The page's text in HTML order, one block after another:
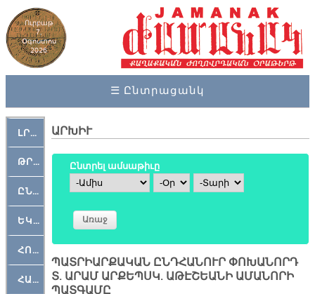
Ուրբաթ
7,
Օգոստոս
2026
☰ Ընտրացանկ
ԼՐԱՀՈՍ
ԹՐՔԱՀԱՅ ԿԵԱՆՔ
ԸՆԿԵՐԱՄՇԱԿՈՒԹԱՅԻՆ
ԵԿԵՂԵՑԱԿԱՆ
ՀՈԳԵՄՏԱՒՈՐ
ՀԱՐԹԱԿ
ԱՐԽԻՒ
Ընտրել ամսաթիւը
Ամիս
Օր Տարի
ՊԱՏՐԻԱՐՔԱԿԱՆ ԸՆԴՀԱՆՈՒՐ ՓՈԽԱՆՈՐԴ
Տ. ԱՐԱՄ ԱՐՔԵՊՍԿ. ԱԹԷՇԵԱՆԻ ԱՄԱՆՈՐԻ
ՊԱՏԳԱՄԸ